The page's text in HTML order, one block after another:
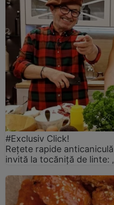
#Exclusiv Click!
Rețete rapide
invită la tocăniță de linte: